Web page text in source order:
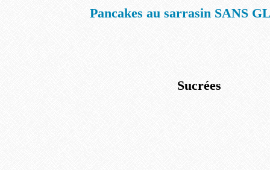
Pancakes au sarrasin SANS
Sucrées